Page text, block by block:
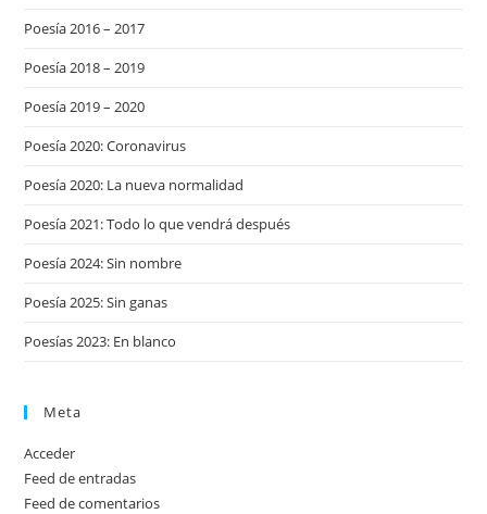
Poesía 2016 – 2017
Poesía 2018 – 2019
Poesía 2019 – 2020
Poesía 2020: Coronavirus
Poesía 2020: La nueva normalidad
Poesía 2021: Todo lo que vendrá después
Poesía 2024: Sin nombre
Poesía 2025: Sin ganas
Poesías 2023: En blanco
Meta
Acceder
Feed de entradas
Feed de comentarios